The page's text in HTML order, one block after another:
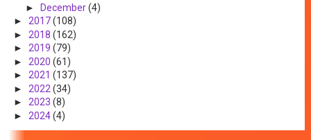
► December(4)
► 2017(108)
► 2018 (162)
► 2019 (79)
► 2020 (61)
► 2021 (137)
► 2022 (34)
► 2023 (8)
► 2024(4)